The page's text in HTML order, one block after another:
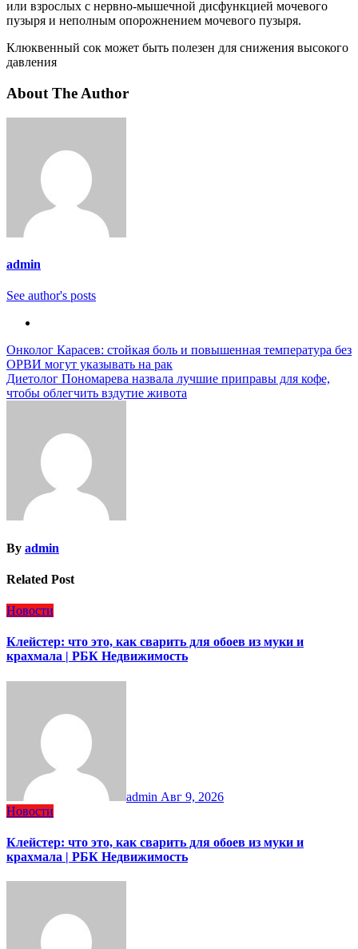
или взрослых с нервно-мышечной дисфункцией мочевого
пузыря и неполным опорожнением мочевого пузыря.
Клюквенный сок может быть полезен для снижения высокого
давления
About The Author
admin
See author's posts
Навигация
по
записям
Онколог Карасев: стойкая боль и повышенная температура без
ОРВИ могут указывать на рак
Диетолог Пономарева назвала лучшие приправы для кофе,
чтобы облегчить вздутие живота
By admin
Related Post
Новости
Клейстер: что это, как сварить для обоев из муки и
крахмала | РБК Недвижимость
admin Авг 9, 2026
Новости
Клейстер: что это, как сварить для обоев из муки и
крахмала | РБК Недвижимость